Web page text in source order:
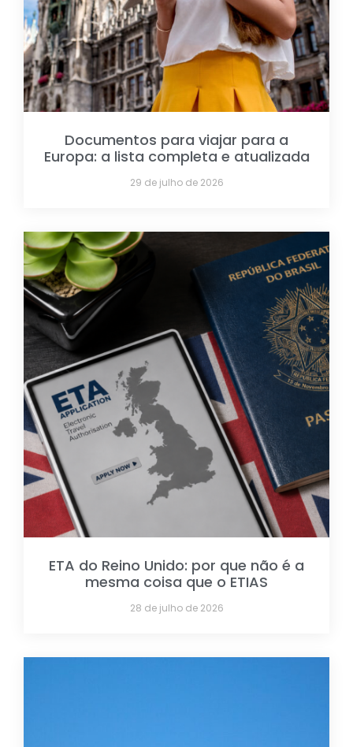
Documentos para viajar para a
Europa: a lista completa e atualizada
29 de julho de 2026
ETA do Reino Unido: por que não é a
mesma coisa que o ETIAS
28 de julho de 2026